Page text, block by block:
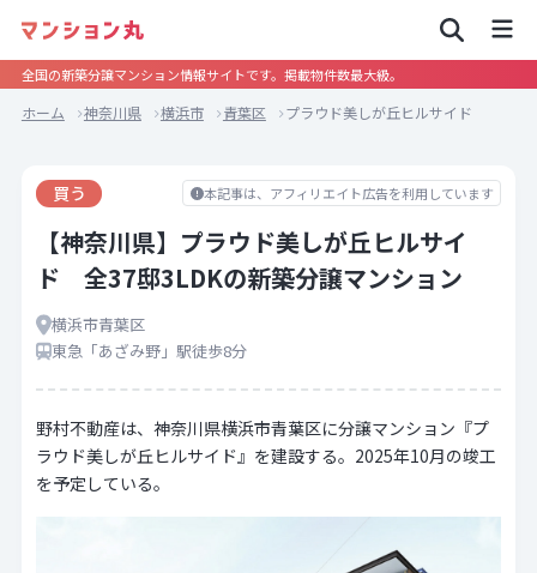
全国の新築分譲マンション情報サイトです。掲載物件数最大級。
ホーム 神奈川県 横浜市 青葉区 プラウド美しが丘ヒルサイド
本記事は、アフィリエイト広告を利用しています
買う
【神奈川県】プラウド美しが丘ヒルサイ
ド 全37邸3LDKの新築分譲マンション
横浜市青葉区
東急「あざみ野」駅徒歩8分
野村不動産は、神奈川県横浜市青葉区に分譲マンション『プ
ラウド美しが丘ヒルサイド』を建設する。2025年10月の竣工
を予定している。